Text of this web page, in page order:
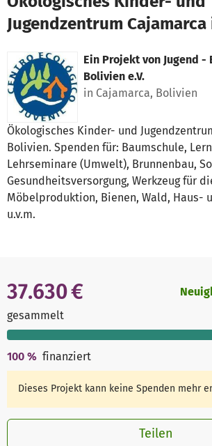
Jugendzentrum
Ein Projekt von Jugend
Bolivien e.V.
in Cajamarca, Bolivien
Ökologisches Kinder- und
Bolivien. Spenden für: Baumschule,
Lehrseminare (Umwelt), Brunnenbau,
Gesundheitsversorgung, Werkzeug für
Möbelproduktion, Bienen, Wald, Haus-
u.v.m.
37.630 €
gesammelt
100 % finanziert
Dieses Projekt kann keine Spenden mehr
Teilen